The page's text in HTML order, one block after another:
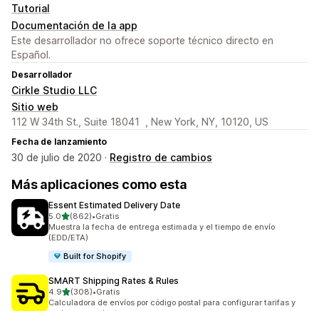
Tutorial
Documentación de la app
Este desarrollador no ofrece soporte técnico directo en
Español.
Desarrollador
Cirkle Studio LLC
Sitio web
112 W 34th St., Suite 18041 , New York, NY, 10120, US
Fecha de lanzamiento
30 de julio de 2020 · Registro de cambios
Más aplicaciones como esta
Essent Estimated Delivery Date
5.0de 5 estrellas
(862)
862 reseñas en total
•Gratis
Muestra la fecha de entrega estimada y el tiempo de envío
(EDD/ETA)
Built for Shopify
SMART Shipping Rates & Rules
4.9de 5 estrellas
(308)
308 reseñas en total
•Gratis
Calculadora de envíos por código postal para configurar tarifas y